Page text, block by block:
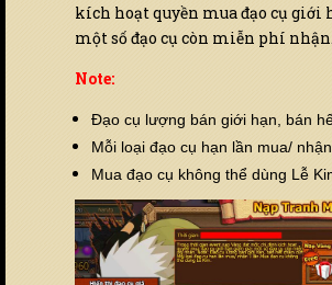
kích hoạt quyền mua đạo cụ giới
một số đạo cụ còn miễn phí nhận.
Note:
Đạo cụ lượng bán giới hạn, bán
Mỗi loại đạo cụ hạn lần mua/
Mua đạo cụ không thể dùng Lễ